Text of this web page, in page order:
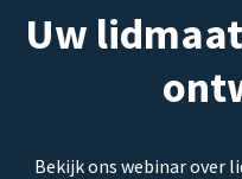
Uw
Bekijk ons webinar over